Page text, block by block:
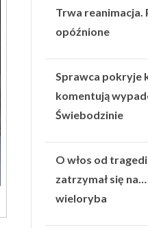
Trwa reanimacja.
opóźnione
Sprawca pokryje
komentują
Świebodzinie
O włos od
zatrzymał się
wieloryba